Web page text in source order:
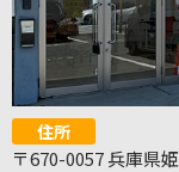
住所
〒670-0057 兵庫県